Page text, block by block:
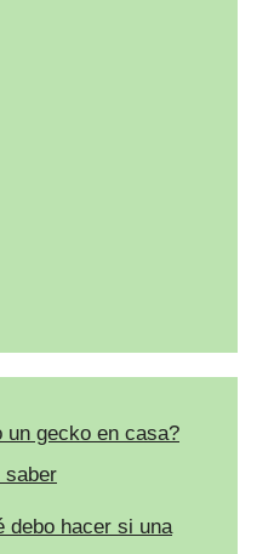
un gecko en casa?
saber
debo hacer si una